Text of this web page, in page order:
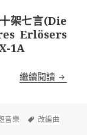
架七言(Die
Erlösers
1A
繼續閱讀 海頓
音樂
標
改編曲
七言(Die sieben